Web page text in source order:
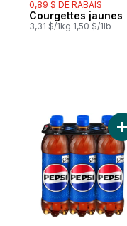
0,89 $ DE RABAIS
Courgettes jaunes
3,31 $/1kg 1,50 $/1lb